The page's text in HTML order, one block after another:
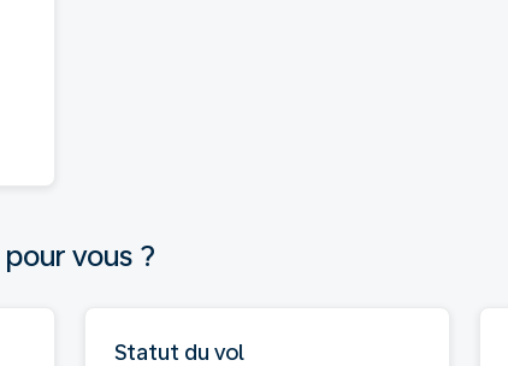
vous ?
Statut du vol